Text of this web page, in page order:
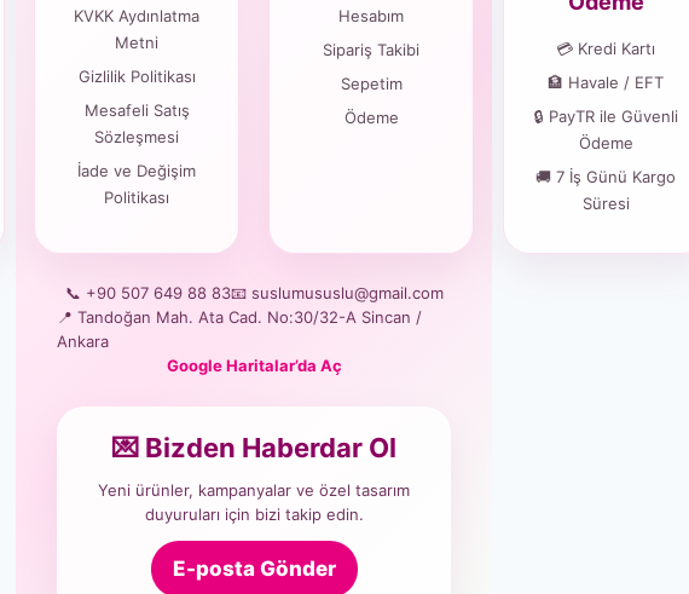
KVKK Aydınlatma
Metni
Gizlilik Politikası
Mesafeli Satış
Sözleşmesi
İade ve Değişim
Politikası
Hesabım
Sipariş Takibi
Sepetim
Ödeme
💳 Kredi Kartı
🏦 Havale / EFT
🔒 PayTR ile Güvenli
Ödeme
🚚 7 İş Günü Kargo
Süresi
📞 +90 507 649 88 83📧 suslumususlu@gmail.com
📍 Tandoğan Mah. Ata Cad. No:30/32-A Sincan /
Ankara
Google Haritalar’da Aç
💌 Bizden Haberdar Ol
Yeni ürünler, kampanyalar ve özel tasarım
duyuruları için bizi takip edin.
E-posta Gönder